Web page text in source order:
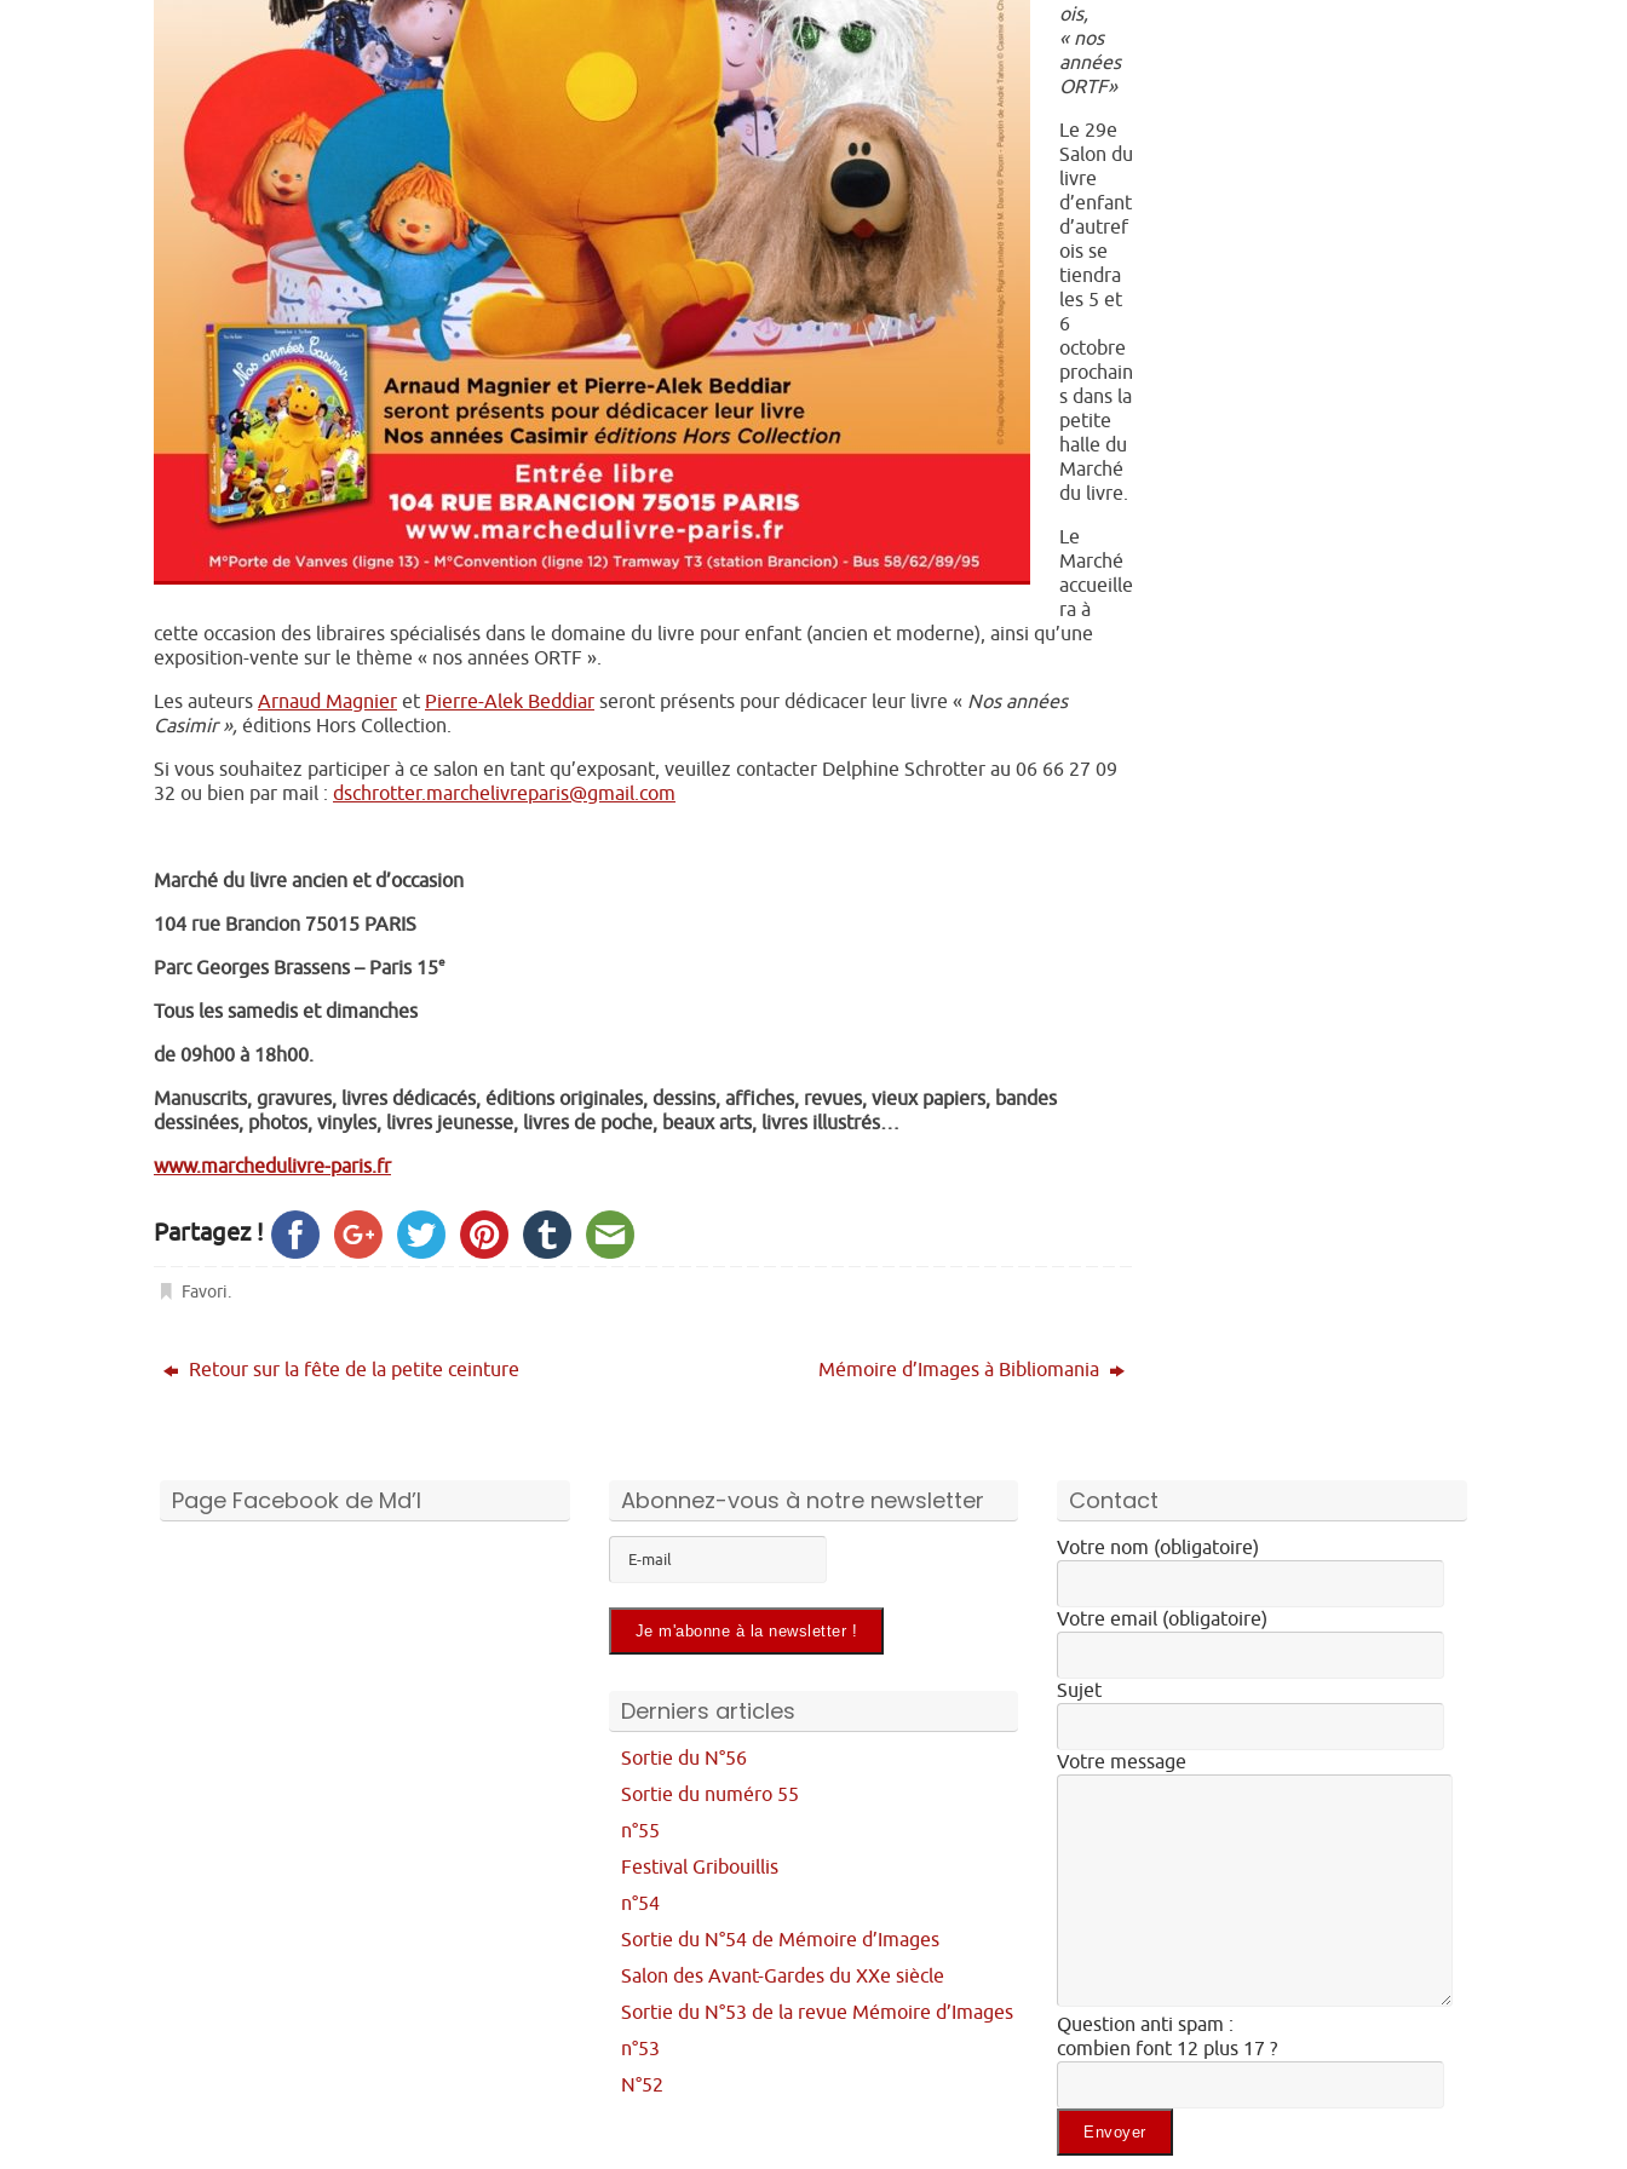
ois,
« nos
années
ORTF»
Le 29e
Salon du
livre
d’enfant
d’autref
ois se
tiendra
les 5 et
6
octobre
prochain
s dans la
petite
halle du
Marché
du livre.
Le
Marché
accueille
ra à
cette occasion des libraires spécialisés dans le domaine du livre pour enfant (ancien et moderne), ainsi qu’une
exposition-vente sur le thème « nos années ORTF ».
Les auteurs Arnaud Magnier et Pierre-Alek Beddiar seront présents pour dédicacer leur livre « Nos années
Casimir », éditions Hors Collection.
Si vous souhaitez participer à ce salon en tant qu’exposant, veuillez contacter Delphine Schrotter au 06 66 27 09
32 ou bien par mail : dschrotter.marchelivreparis@gmail.com
Marché du livre ancien et d’occasion
104 rue Brancion 75015 PARIS
Parc Georges Brassens – Paris 15e
Tous les samedis et dimanches
de 09h00 à 18h00.
Manuscrits, gravures, livres dédicacés, éditions originales, dessins, affiches, revues, vieux papiers, bandes
dessinées, photos, vinyles, livres jeunesse, livres de poche, beaux arts, livres illustrés…
www.marchedulivre-paris.fr
Partagez !
Favori.
Retour sur la fête de la petite ceinture Mémoire d’Images à Bibliomania
Page Facebook de Md’I Abonnez-vous à notre newsletter
Derniers articles
Sortie du N°56
Sortie du numéro 55
n°55
Festival Gribouillis
n°54
Sortie du N°54 de Mémoire d’Images
Salon des Avant-Gardes du XXe siècle
Sortie du N°53 de la revue Mémoire d’Images
n°53
N°52
Contact
Votre nom (obligatoire)
Votre email (obligatoire)
Sujet
Votre message
Question anti spam :
combien font 12 plus 17 ?